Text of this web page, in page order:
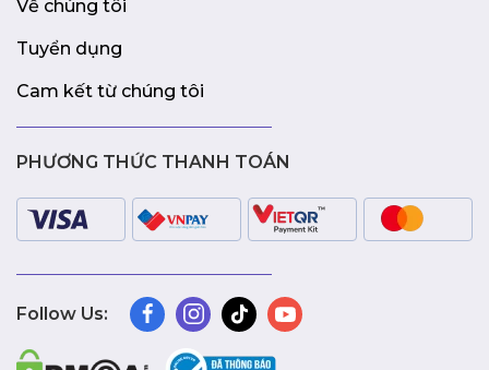
Về chúng tôi
Tuyển dụng
Cam kết từ chúng tôi
PHƯƠNG THỨC THANH TOÁN
Follow Us: